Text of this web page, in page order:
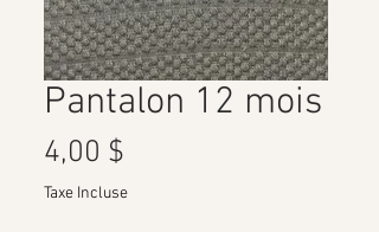
Pantalon 12 mois
4,00 $
Taxe Incluse